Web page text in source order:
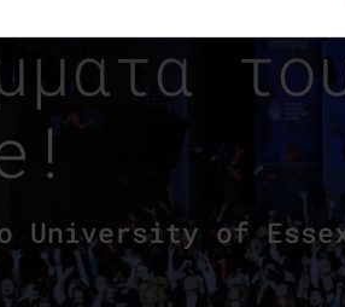
University of